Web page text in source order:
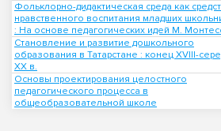
Фольклорно-дидактическая среда как
нравственного воспитания младших
: На основе педагогических идей М.
Становление и развитие дошкольного
образования в Татарстане : конец XVIII-
XX в.
Основы проектирования целостного
педагогического процесса в
общеобразовательной школе